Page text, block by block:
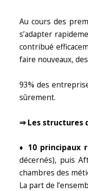
Au cours des
s’adapter
contribué
faire nouveaux,
93% des
sûrement.
⇒ Les structures
♦ 10 principaux
décernés), puis
chambres des
La part de